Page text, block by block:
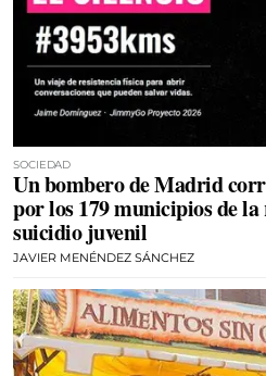
SOCIEDAD
Un bombero de Madrid
por los 179 municipios de
suicidio juvenil
JAVIER MENÉNDEZ SÁNCHEZ